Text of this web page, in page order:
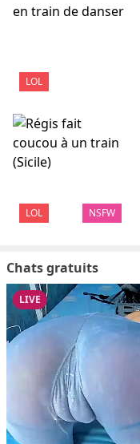
LOL
LOL NSFW
Chats gratuits